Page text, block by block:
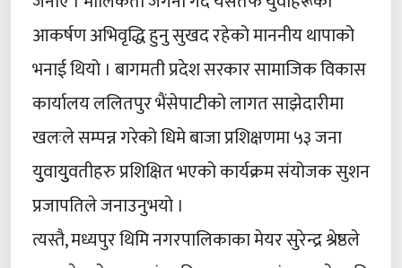
आकर्षण अभिवृद्धि हुनु सुखद रहेको माननीय थापाको
भनाई थियो । बागमती प्रदेश सरकार सामाजिक विकास
कार्यालय ललितपुर भैंसेपाटीको लागत साझेदारीमा
खलःले सम्पन्न गरेको धिमे बाजा प्रशिक्षणमा ५३ जना
युुवायुुवतीहरु प्रशिक्षित भएको कार्यक्रम संयोजक सुशन
प्रजापतिले जनाउनुभयो ।
त्यस्तै, मध्यपुर थिमि नगरपालिकाका मेयर सुरेन्द्र श्रेष्ठले